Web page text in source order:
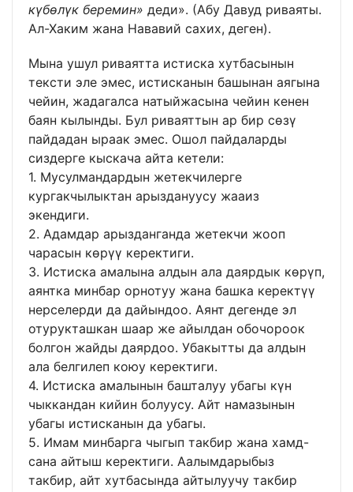
күбөлүк беремин» деди». (Абу Давуд риваяты.
Ал-Хаким жана Нававий сахих, деген).
Мына ушул риваятта истиска хутбасынын
тексти эле эмес, истисканын башынан аягына
чейин, жадагалса натыйжасына чейин кенен
баян кылынды. Бул риваяттын ар бир сөзү
пайдадан ыраак эмес. Ошол пайдаларды
сиздерге кыскача айта кетели:
1. Мусулмандардын жетекчилерге
кургакчылыктан арыздануусу жааиз
экендиги.
2. Адамдар арызданганда жетекчи жооп
чарасын көрүү керектиги.
3. Истиска амалына алдын ала даярдык көрүп,
аянтка минбар орнотуу жана башка керектүү
нерселерди да дайындоо. Аянт дегенде эл
отурукташкан шаар же айылдан обочороок
болгон жайды даярдоо. Убакытты да алдын
ала белгилеп коюу керектиги.
4. Истиска амалынын башталуу убагы күн
чыккандан кийин болуусу. Айт намазынын
убагы истисканын да убагы.
5. Имам минбарга чыгып такбир жана хамд-
сана айтыш керектиги. Аалымдарыбыз
такбир, айт хутбасында айтылуучу такбир